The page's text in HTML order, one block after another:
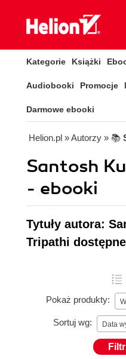
Kategorie Książki
Audiobooki Promocje
Darmowe ebooki
Helion.pl » Autorzy » 📚
Santosh
- ebooki
Tytuły autora:
Tripathi
Pokaż produkty:
Sortuj wg: Data